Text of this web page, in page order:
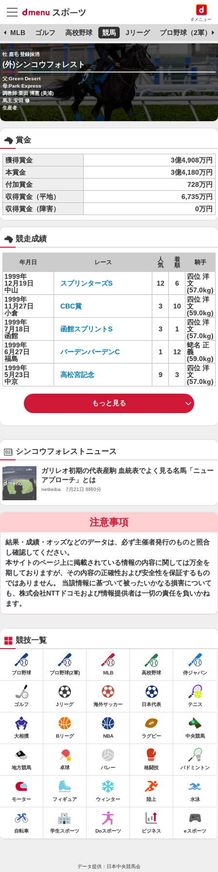
dメニュー
MLB ゴルフ 高校野球 競馬 Jリーグ プロ野球（2軍）
牡 鹿毛 登録抹消
(外)シンコウフォレスト
父:Green Desert
母:Park Express
調教師:栗田 博憲 (美浦)
馬主:安田 修
生産者:
賞金
獲得賞金
3億4,908万円
本賞金
3億4,180万円
付加賞金
728万円
収得賞金（平地）
6,735万円
収得賞金（障害）
0万円
競走成績
年月日 レース
人
気
着
順
騎手
1999年
12月19日
中山
スプリンターズS 12 6
四位 洋
文
(57.0kg)
1999年
11月27日
小倉
CBC賞 3 10
四位 洋
文
(59.0kg)
1999年
7月18日
函館
函館スプリントS 3 1
四位 洋
文
(57.0kg)
1999年
6月27日
福島
バーデンバーデンC 1 12
蛯名 正
義
(59.0kg)
1999年
5月23日
中京
高松宮記念 9 3
四位 洋
文
(57.0kg)
もっと見る
シンコウフォレストニュース
ガリレオ初期の代表産駒 血統表でよく見る名馬「ニュー
アプローチ」とは
netkeiba 7月21日 8時0分
注意事項
結果・成績・オッズなどのデータは、必ず主催者発行のものと照合
し確認してください。
本サイトのページ上に掲載されている情報の内容に関しては万全を
期しておりますが、その内容の正確性および安全性を保証するもの
ではありません。 当該情報に基づいて被ったいかなる損害について
も、株式会社NTTドコモおよび情報提供者は一切の責任を負いかね
ます。
競技一覧
プロ野球 プロ野球(2軍) MLB 高校野球 侍ジャパン
ゴルフ Jリーグ 海外サッカー 日本代表 テニス
大相撲 Bリーグ NBA ラグビー 中央競馬
地方競馬 卓球 バレー 格闘技 バドミントン
モーター フィギュア ウィンター 陸上 水泳
自転車 学生スポーツ Doスポーツ ビジネス eスポーツ
データ提供：日本中央競馬会